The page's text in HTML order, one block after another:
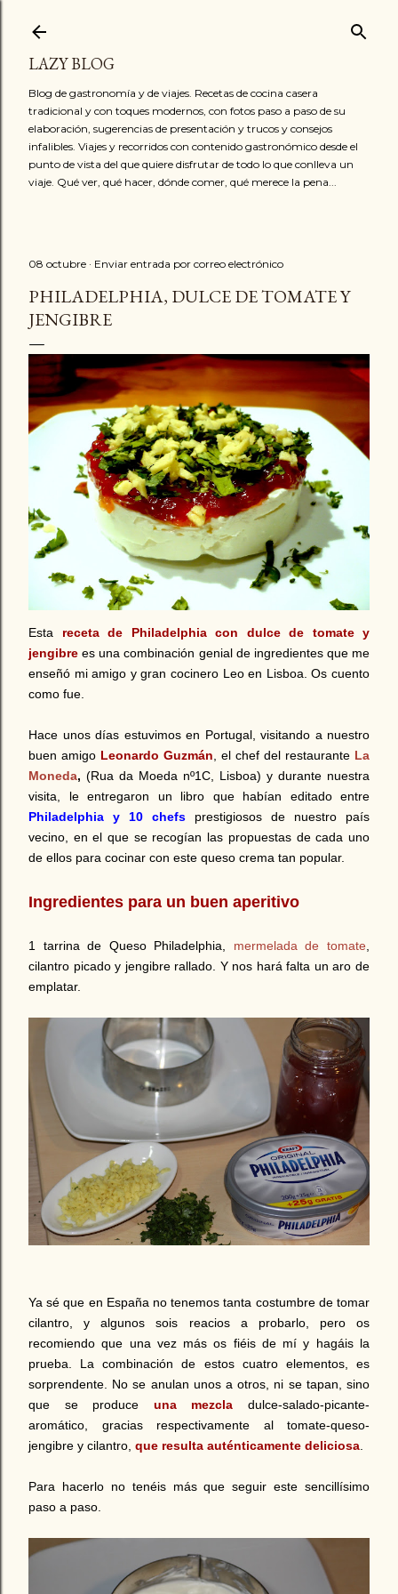
LAZY BLOG
Blog de gastronomía y de viajes. Recetas de cocina casera
tradicional y con toques modernos, con fotos paso a paso de su
elaboración, sugerencias de presentación y trucos y consejos
infalibles. Viajes y recorridos con contenido gastronómico desde el
punto de vista del que quiere disfrutar de todo lo que conlleva un
viaje. Qué ver, qué hacer, dónde comer, qué merece la pena...
08 octubre Enviar entrada por correo electrónico
PHILADELPHIA, DULCE DE TOMATE Y
JENGIBRE
Esta receta de Philadelphia con dulce de tomate y
jengibre es una combinación genial de ingredientes que me
enseñó mi amigo y gran cocinero Leo en Lisboa. Os cuento
como fue.
Hace unos días estuvimos en Portugal, visitando a nuestro
buen amigo Leonardo Guzmán , el chef del restaurante La
Moneda, (Rua da Moeda nº1C, Lisboa) y durante nuestra
visita, le entregaron un libro que habían editado entre
Philadelphia y 10 chefs prestigiosos de nuestro país
vecino, en el que se recogían las propuestas de cada uno
de ellos para cocinar con este queso crema tan popular.
Ingredientes para un buen aperitivo
1 tarrina de Queso Philadelphia, mermelada de tomate
cilantro picado y jengibre rallado. Y nos hará falta un aro de
emplatar.
Ya sé que en España no tenemos tanta costumbre de tomar
cilantro, y algunos sois reacios a probarlo, pero os
recomiendo que una vez más os fiéis de mí y hagáis la
prueba. La combinación de estos cuatro elementos, es
sorprendente. No se anulan unos a otros, ni se tapan, sino
que se produce una mezcla dulce-salado-picante-
aromático, gracias respectivamente al tomate-queso-
jengibre y cilantro, que resulta auténticamente deliciosa
Para hacerlo no tenéis más que seguir este sencillísimo
paso a paso.